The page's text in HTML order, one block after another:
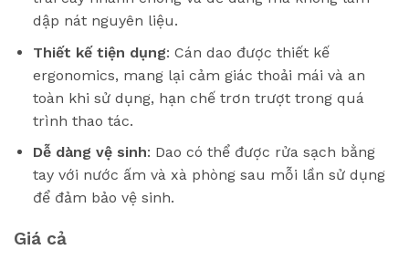
dập nát nguyên liệu.
Thiết kế tiện dụng: Cán dao được thiết kế
ergonomics, mang lại cảm giác thoải mái và an
toàn khi sử dụng, hạn chế trơn trượt trong quá
trình thao tác.
Dễ dàng vệ sinh: Dao có thể được rửa sạch bằng
tay với nước ấm và xà phòng sau mỗi lần sử dụng
để đảm bảo vệ sinh.
Giá cả